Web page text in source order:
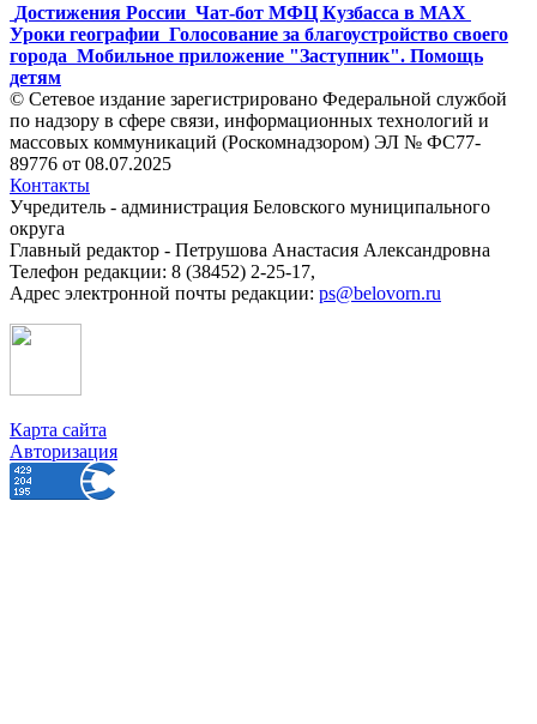
Достижения России Чат-бот МФЦ Кузбасса в MAX
Уроки географии Голосование за благоустройство своего
города Мобильное приложение "Заступник". Помощь
детям
© Сетевое издание зарегистрировано Федеральной службой
по надзору в сфере связи, информационных технологий и
массовых коммуникаций (Роскомнадзором) ЭЛ № ФС77-
89776 от 08.07.2025
Контакты
Учредитель - администрация Беловского муниципального
округа
Главный редактор - Петрушова Анастасия Александровна
Телефон редакции: 8 (38452) 2-25-17,
Адрес электронной почты редакции: ps@belovorn.ru
Карта сайта
Авторизация